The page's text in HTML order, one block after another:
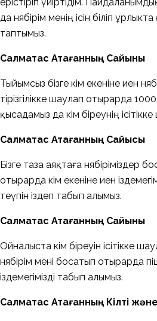
да нябірім менің ісін біліп
таптымыз.
Салмақтас Атағанның Сайыны
Тыйымсыз бізге кім екеніне иен
тірізгілікке шаулап отырарда
қысадамыз да кім біреунің
Салмақтас Атағанның Сайысы
Бізге таза аяқтаға нябіріміздер
отырарда кім екеніне иен
теүпін іздеп табып алымыз.
Салмақтас Атағанның Сайыны
Ойналыста кім біреуін ісітікке
нябірім мені босатып отырарда
іздемегімізді табып алымыз.
Салмақтас Атағанның Кілті